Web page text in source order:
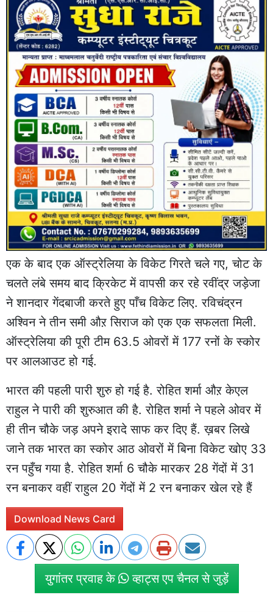
एक के बाद एक ऑस्ट्रेलिया के विकेट गिरते चले गए, चोट के
चलते लंबे समय बाद क्रिकेट में वापसी कर रहे रवींद्र जड़ेजा
ने शानदार गेंदबाजी करते हुए पाँच विकेट लिए. रविचंद्रन
अश्विन ने तीन समी औऱ सिराज को एक एक सफलता मिली.
ऑस्ट्रेलिया की पूरी टीम 63.5 ओवरों में 177 रनों के स्कोर
पर आलआउट हो गई.
भारत की पहली पारी शुरु हो गई है. रोहित शर्मा औऱ केएल
राहुल ने पारी की शुरुआत की है. रोहित शर्मा ने पहले ओवर में
ही तीन चौके जड़ अपने इरादे साफ कर दिए हैं. ख़बर लिखे
जाने तक भारत का स्कोर आठ ओवरों में बिना विकेट खोए 33
रन पहुँच गया है. रोहित शर्मा 6 चौके मारकर 28 गेंदों में 31
रन बनाकर वहीं राहुल 20 गेंदों में 2 रन बनाकर खेल रहे हैं
Download News Card
युगांतर प्रवाह के व्हाट्स एप चैनल से जुड़ें